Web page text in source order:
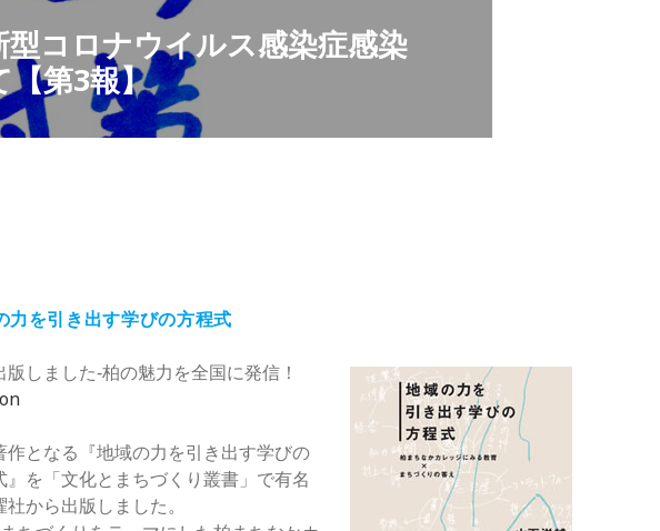
コロナウイルス感染症感染
【第3報】
力を引き出す学びの方程式
版しました‐柏の魅力を全国に発信！
作となる『地域の力を引き出す学びの
』を「文化とまちづくり叢書」で有名
社から出版しました。